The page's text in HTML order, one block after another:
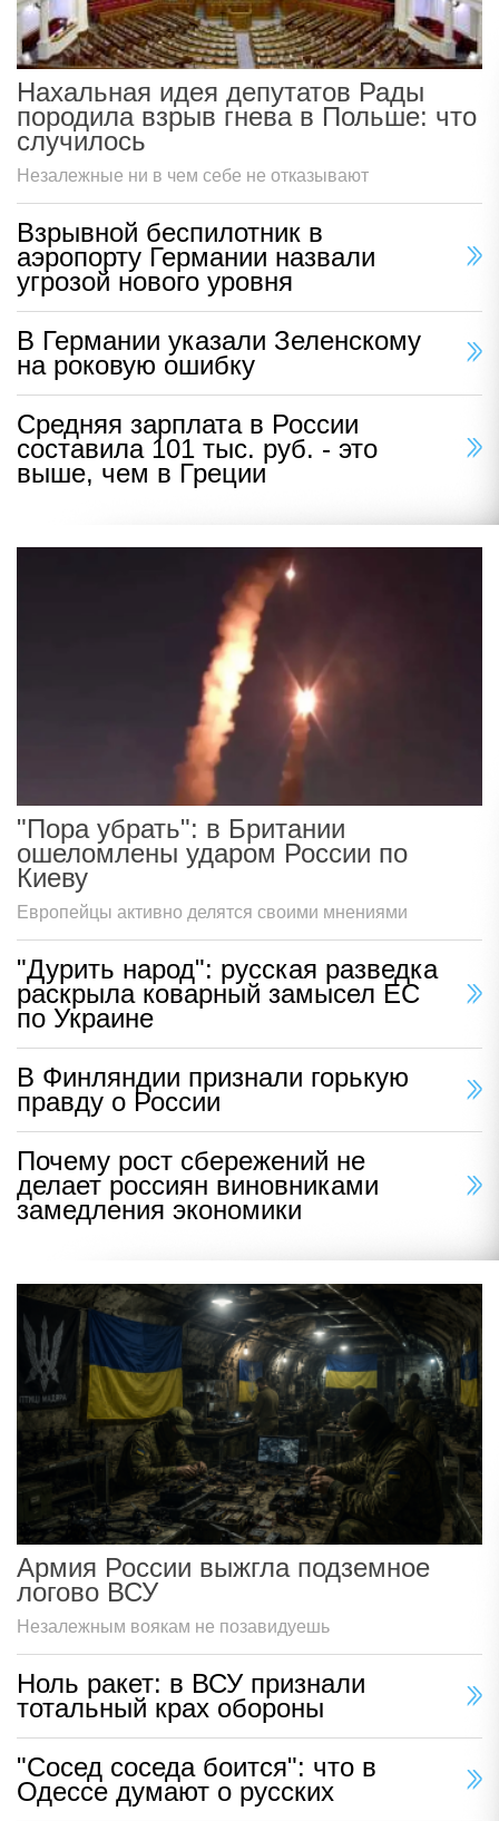
Нахальная идея депутатов Рады
породила взрыв гнева в Польше: что
случилось
Незалежные ни в чем себе не отказывают
Взрывной беспилотник в
аэропорту Германии назвали
угрозой нового уровня
В Германии указали Зеленскому
на роковую ошибку
Средняя зарплата в России
составила 101 тыс. руб. - это
выше, чем в Греции
"Пора убрать": в Британии
ошеломлены ударом России по
Киеву
Европейцы активно делятся своими мнениями
"Дурить народ": русская разведка
раскрыла коварный замысел ЕС
по Украине
В Финляндии признали горькую
правду о России
Почему рост сбережений не
делает россиян виновниками
замедления экономики
Армия России выжгла подземное
логово ВСУ
Незалежным воякам не позавидуешь
Ноль ракет: в ВСУ признали
тотальный крах обороны
"Сосед соседа боится": что в
Одессе думают о русских